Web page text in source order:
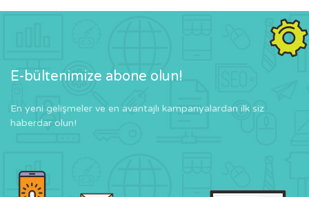
E-bültenimize abone olun!
En yeni gelişmeler ve en avantajlı kampanyalardan ilk siz
haberdar olun!